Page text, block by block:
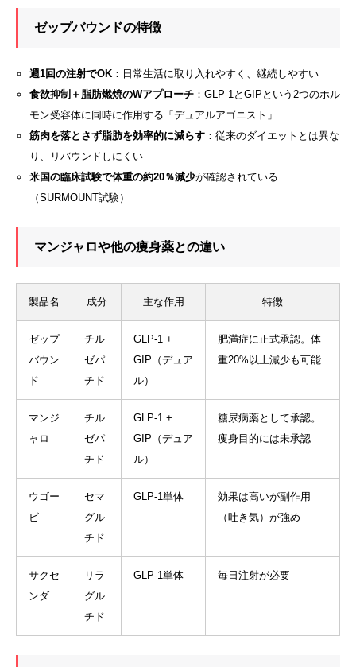
ゼップバウンドの特徴
週1回の注射でOK：日常生活に取り入れやすく、継続しやすい
食欲抑制＋脂肪燃焼のWアプローチ：GLP-1とGIPという2つのホル
モン受容体に同時に作用する「デュアルアゴニスト」
筋肉を落とさず脂肪を効率的に減らす：従来のダイエットとは異な
り、リバウンドしにくい
米国の臨床試験で体重の約20％減少が確認されている
（SURMOUNT試験）
マンジャロや他の痩身薬との違い
製品名 成分 主な作用 特徴
ゼップ
バウン
ド
チル
ゼパ
チド
GLP-1 +
GIP（デュア
ル）
肥満症に正式承認。体
重20%以上減少も可能
マンジ
ャロ
チル
ゼパ
チド
GLP-1 +
GIP（デュア
ル）
糖尿病薬として承認。
痩身目的には未承認
ウゴー
ビ
セマ
グル
チド
GLP-1単体
効果は高いが副作用
（吐き気）が強め
サクセ
ンダ
リラ
グル
チド
GLP-1単体 毎日注射が必要